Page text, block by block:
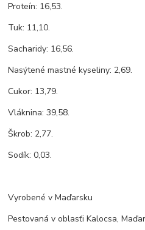
Proteín: 16,53.
Tuk: 11,10.
Sacharidy: 16,56.
Nasýtené mastné kyseliny: 2,69.
Cukor: 13,79.
Vláknina: 39,58.
Škrob: 2,77.
Sodík: 0,03.
Vyrobené v Maďarsku
Pestovaná v oblasťi Kalocsa,